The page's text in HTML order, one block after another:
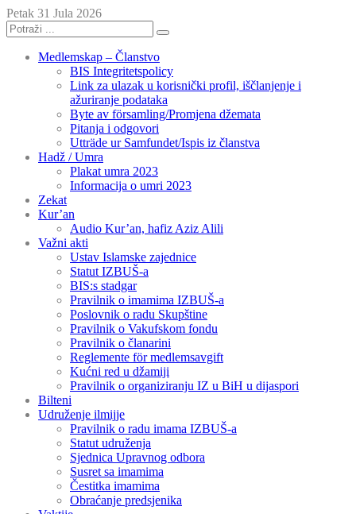
Petak 31 Jula 2026
Medlemskap – Članstvo
BIS Integritetspolicy
Link za ulazak u korisnički profil, iščlanjenje i
ažuriranje podataka
Byte av församling/Promjena džemata
Pitanja i odgovori
Utträde ur Samfundet/Ispis iz članstva
Hadž / Umra
Plakat umra 2023
Informacija o umri 2023
Zekat
Kur’an
Audio Kur’an, hafiz Aziz Alili
Važni akti
Ustav Islamske zajednice
Statut IZBUŠ-a
BIS:s stadgar
Pravilnik o imamima IZBUŠ-a
Poslovnik o radu Skupštine
Pravilnik o Vakufskom fondu
Pravilnik o članarini
Reglemente för medlemsavgift
Kućni red u džamiji
Pravilnik o organiziranju IZ u BiH u dijaspori
Bilteni
Udruženje ilmijje
Pravilnik o radu imama IZBUŠ-a
Statut udruženja
Sjednica Upravnog odbora
Susret sa imamima
Čestitka imamima
Obraćanje predsjenika